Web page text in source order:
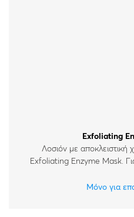
Exfoliating
Λοσιόν με
Exfoliating Enzyme Mask.
Μόνο για